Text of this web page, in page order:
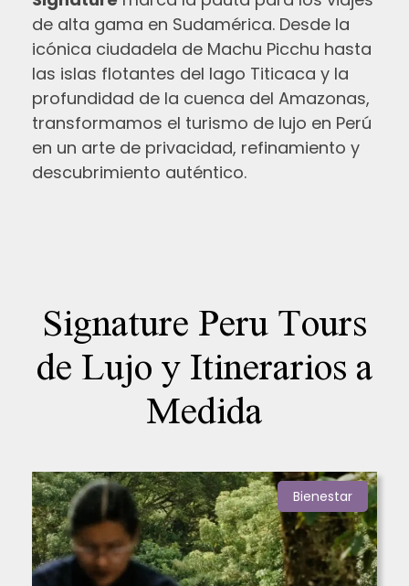
de alta gama en Sudamérica. Desde la
icónica ciudadela de Machu Picchu hasta
las islas flotantes del lago Titicaca y la
profundidad de la cuenca del Amazonas,
transformamos el turismo de lujo en Perú
en un arte de privacidad, refinamiento y
descubrimiento auténtico.
Signature Peru Tours
de Lujo y Itinerarios a
Medida
Cultura y naturaleza